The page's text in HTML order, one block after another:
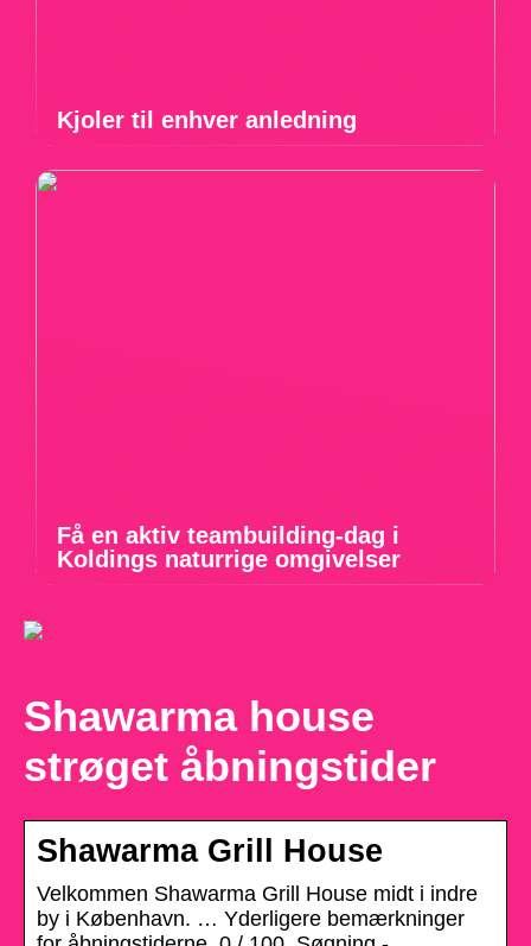
Kjoler til enhver anledning
Få en aktiv teambuilding-dag i
Koldings naturrige omgivelser
Shawarma house
strøget åbningstider
Shawarma Grill House
Velkommen Shawarma Grill House midt i indre
by i København. … Yderligere bemærkninger